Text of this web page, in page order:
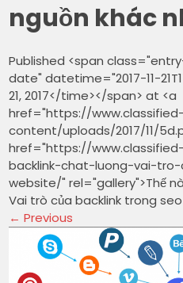
nguồn khác
Published <span
date" datetime="2017-11-
21, 2017</time></span> at <a
href="https://
content/uploads/2017/11/
href="https://
backlink-chat-luong-vai-
website/" rel="gallery">Thế
Vai trò của backlink trong
← Previous